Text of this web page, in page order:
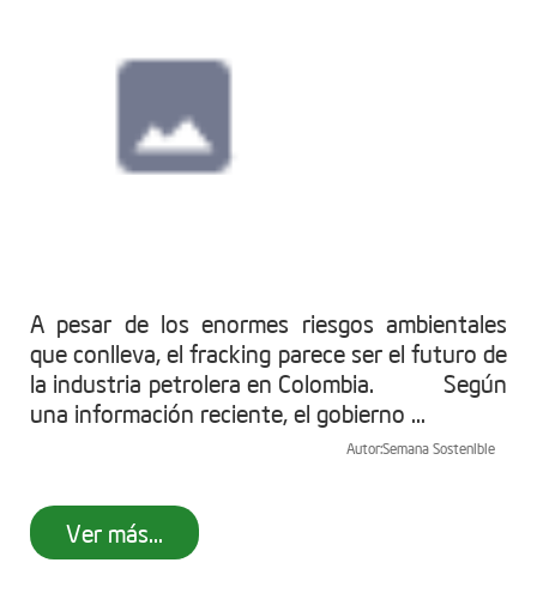
A pesar de los enormes riesgos ambientales
que conlleva, el fracking parece ser el futuro de
la industria petrolera en Colombia. Según
una información reciente, el gobierno ...
Autor:Semana Sostenible
Ver más...